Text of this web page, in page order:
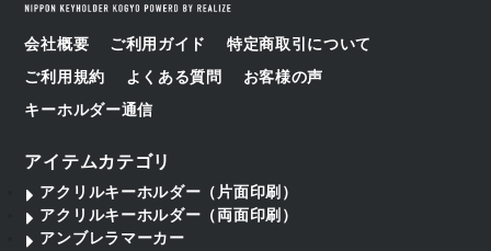
会社概要 ご利用ガイド
特定商取引について
ご利用規約
よくある質問
お客様の声
キーホルダー通信
アイテムカテゴリ
アクリルキーホルダー（片面印刷）
アクリルキーホルダー（両面印刷）
アンブレラマーカー